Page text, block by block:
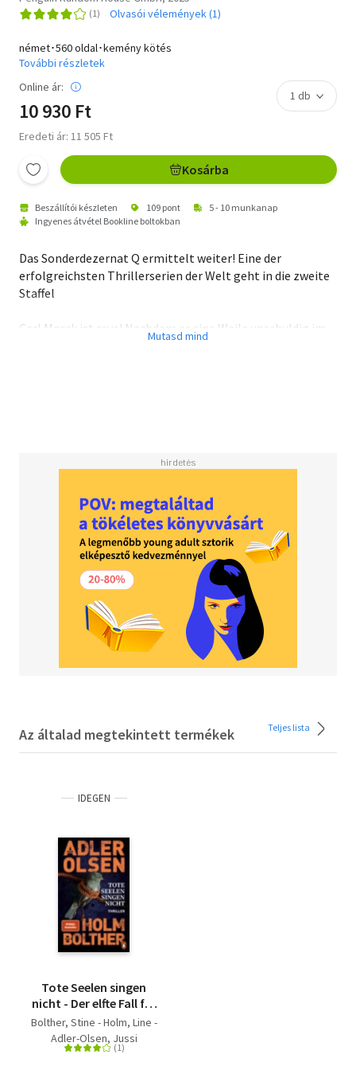
Olvasói vélemények (1)
német･560 oldal･kemény kötés
További részletek
Online ár:
10 930 Ft
Eredeti ár: 11 505 Ft
Kosárba
Beszállítói készleten 109 pont
5 - 10 munkanap
Ingyenes átvétel Bookline boltokban
Das Sonderdezernat Q ermittelt weiter! Eine der
erfolgreichsten Thrillerserien der Welt geht in die zweite
Staffel
Carl Mørck ist raus! Nachdem er eine Weile unschuldig im
mit sich herumträgt, macht es nicht leichter, ihr als neuer
keinen Raum für solche Überlegungen. Das Team muss
handeln, und zwar schnell, denn das Motiv des Mörders
liegt weit zurück in der Vergangenheit. Und es ist stark.
Doch ausgerechnet Carl liefert dem Team die erste heiße
Spur - die Jahrzehnte zurück führt, in ein Sängerinternat,
in dem Entsetzliches geschehen ist...'Tote Seelen singen
nicht': Der elfte Fall für das Sonderdezernat Q in
Kopenhagen ist ein atemberaubender Thriller über die
toxische Macht von Demütigungen und den langen Atem
der Rache.Netflix-Neuverfilmung Department Q von Scott
Az általad megtekintett termékek Teljes lista
IDEGEN
Tote Seelen singen
nicht - Der elfte Fall für
das Sonderdezernat Q
in Kopenhagen -
Thriller. Die
Bolther, Stine - Holm, Line -
Adler-Olsen, Jussi